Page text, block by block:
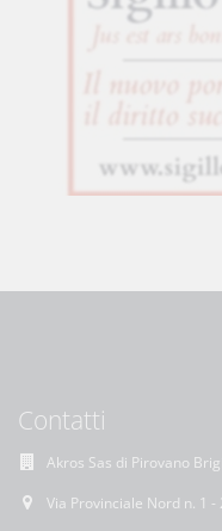
Contatti
Akros Sas di Pirovano
Via Provinciale Nord n. 1 -